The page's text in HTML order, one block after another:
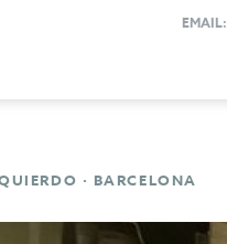
EMAIL:
· BARCELONA